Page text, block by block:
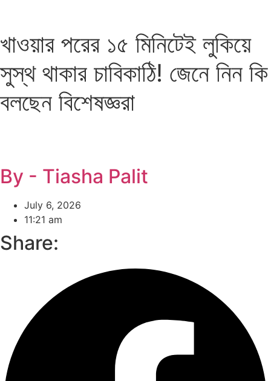
খাওয়ার পরের ১৫ মিনিটেই লুকিয়ে
সুস্থ থাকার চাবিকাঠি! জেনে নিন কি
বলছেন বিশেষজ্ঞরা
By - Tiasha Palit
July 6, 2026
11:21 am
Share: